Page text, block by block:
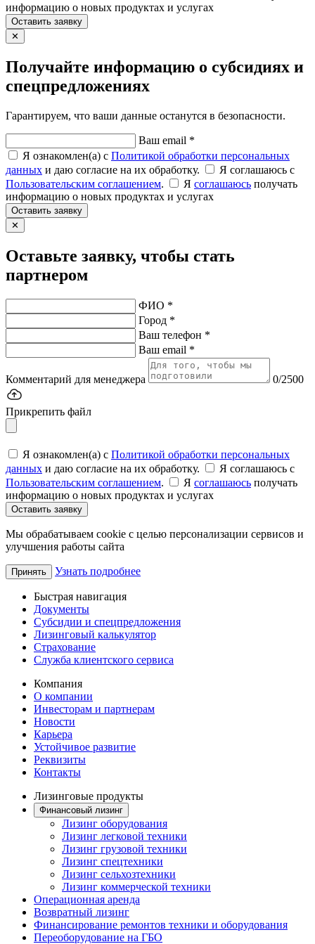
информацию о новых продуктах и услугах
Оставить заявку
✕
Получайте информацию о субсидиях и
спецпредложениях
Гарантируем, что ваши данные останутся в безопасности.
Ваш email *
Я ознакомлен(а) с Политикой обработки персональных
данных и даю согласие на их обработку.
Я соглашаюсь c
Пользовательским соглашением. Я соглашаюсь получать
информацию о новых продуктах и услугах
Оставить заявку
✕
Оставьте заявку, чтобы стать
партнером
ФИО *
Город *
Ваш телефон *
Ваш email *
Комментарий для менеджера 0/2500
Прикрепить файл
Я ознакомлен(а) с Политикой обработки персональных
данных и даю согласие на их обработку.
Я соглашаюсь c
Пользовательским соглашением. Я соглашаюсь получать
информацию о новых продуктах и услугах
Оставить заявку
Мы обрабатываем cookie с целью персонализации сервисов и
улучшения работы сайта
Принять Узнать подробнее
Быстрая навигация
Документы
Субсидии и спецпредложения
Лизинговый калькулятор
Страхование
Служба клиентского сервиса
Компания
О компании
Инвесторам и партнерам
Новости
Карьера
Устойчивое развитие
Реквизиты
Контакты
Лизинговые продукты
Финансовый лизинг
Лизинг оборудования
Лизинг легковой техники
Лизинг грузовой техники
Лизинг спецтехники
Лизинг сельхозтехники
Лизинг коммерческой техники
Операционная аренда
Возвратный лизинг
Финансирование ремонтов техники и оборудования
Переоборудование на ГБО